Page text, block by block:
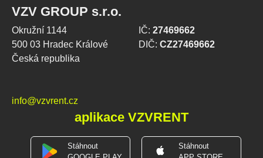
VZV GROUP s.r.o.
Okružní 1144
500 03 Hradec Králové
Česká republika
IČ: 27469662
DIČ: CZ27469662
info@vzvrent.cz
aplikace VZVRENT
Stáhnout
Stáhnout